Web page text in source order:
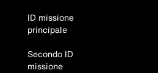
ID missione
principale
Secondo ID
missione